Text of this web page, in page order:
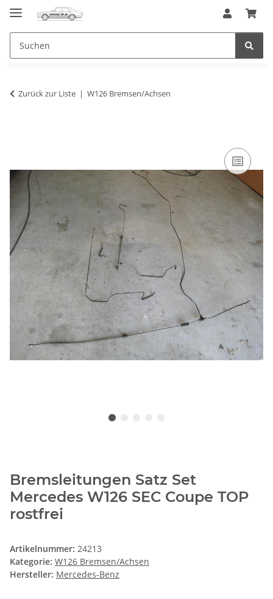
Zurück zur Liste W126 Bremsen/Achsen
Bremsleitungen Satz Set
Mercedes W126 SEC Coupe TOP
rostfrei
Artikelnummer: 24213
Kategorie: W126 Bremsen/Achsen
Hersteller: Mercedes-Benz